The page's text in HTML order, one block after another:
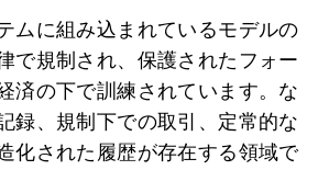
ムに組み込まれているモデルの
で規制され、保護されたフォー
済の下で訓練されています。な
録、規制下での取引、定常的な
化された履歴が存在する領域で